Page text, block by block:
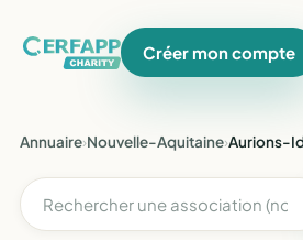
Créer mon compte
Annuaire›Nouvelle-Aquitaine›Aurions-